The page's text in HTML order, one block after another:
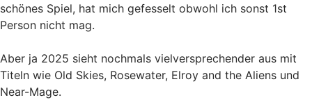
schönes Spiel, hat mich gefesselt obwohl ich sonst 1st
Person nicht mag.
Aber ja 2025 sieht nochmals vielversprechender aus mit
Titeln wie Old Skies, Rosewater, Elroy and the Aliens und
Near-Mage.